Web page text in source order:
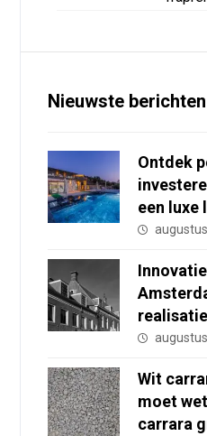
Nieuwste berichten
Ontdek
een luxe
realisatie
Wit
moet
carrara